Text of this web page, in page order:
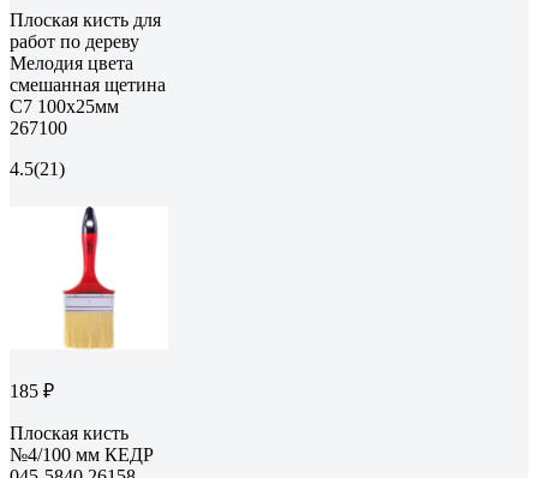
Плоская кисть для
работ по дереву
Мелодия цвета
смешанная щетина
С7 100х25мм
267100
4.5(21)
185 ₽
Плоская кисть
№4/100 мм КЕДР